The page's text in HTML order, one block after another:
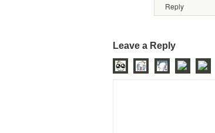
Reply
Leave a Reply